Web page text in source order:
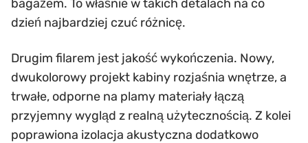
bagażem. To właśnie w takich detalach na co
dzień najbardziej czuć różnicę.
Drugim filarem jest jakość wykończenia. Nowy,
dwukolorowy projekt kabiny rozjaśnia wnętrze, a
trwałe, odporne na plamy materiały łączą
przyjemny wygląd z realną użytecznością. Z kolei
poprawiona izolacja akustyczna dodatkowo